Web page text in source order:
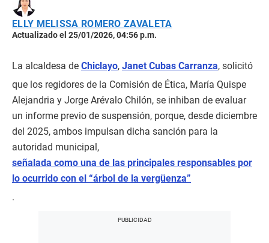
ELLY MELISSA ROMERO ZAVALETA
Actualizado el 25/01/2026, 04:56 p.m.
La alcaldesa de Chiclayo, Janet Cubas Carranza, solicitó
que los regidores de la Comisión de Ética, María Quispe
Alejandria y Jorge Arévalo Chilón, se inhiban de evaluar
un informe previo de suspensión, porque, desde diciembre
del 2025, ambos impulsan dicha sanción para la
autoridad municipal,
señalada como una de las principales responsables por
lo ocurrido con el “árbol de la vergüenza”
.